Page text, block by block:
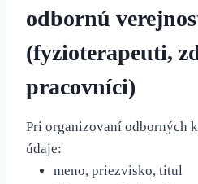
odbornú
(fyzioterapeuti,
pracovníci)
Pri organizovaní odborných
údaje:
meno, priezvisko, titul